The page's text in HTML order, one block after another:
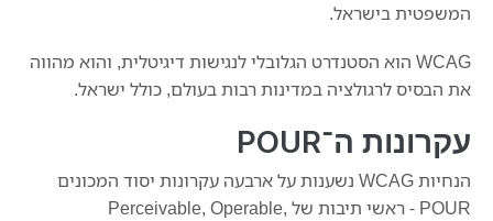
המשפטית בישראל.
WCAG הוא הסטנדרט הגלובלי לנגישות דיגיטלית, והוא מהווה
את הבסיס לרגולציה במדינות רבות בעולם, כולל ישראל.
עקרונות ה־POUR
הנחיות WCAG נשענות על ארבעה עקרונות יסוד המכונים
POUR - ראשי תיבות של Perceivable, Operable,